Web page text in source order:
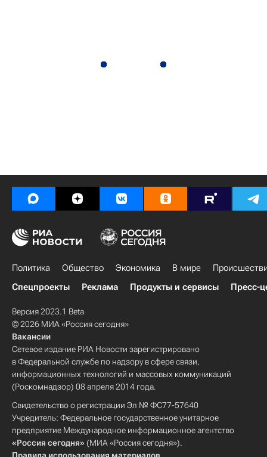
Политика Общество Экономика В мире
Спецпроекты
Реклама Продукты и сервисы Пресс-
Версия 2023.1 Beta
© 2026 МИА «Россия сегодня»
Вакансии
Сетевое издание РИА Новости зарегистрировано
в Федеральной службе по надзору в сфере связи,
информационных технологий и массовых коммуникаций
(Роскомнадзор) 08 апреля 2014 года.
Свидетельство о регистрации Эл № ФС77-57640
Учредитель: Федеральное государственное унитарное
предприятие Международное информационное агентство
«Россия сегодня» (МИА «Россия сегодня»).